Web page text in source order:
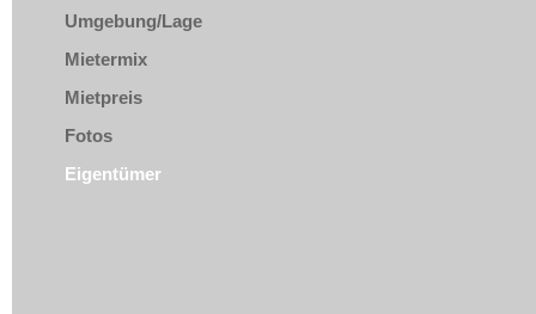
Umgebung/Lage
Mietermix
Mietpreis
Fotos
Eigentümer